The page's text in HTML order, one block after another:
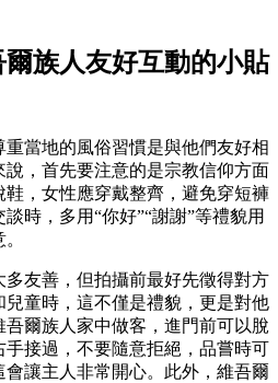
族人友好互動的小貼
當地的風俗習慣是與他們友好相
，首先要注意的是宗教信仰方面
，女性應穿戴整齊，避免穿短褲
時，多用“你好”“謝謝”等禮貌用
友善，但拍攝前最好先徵得對方
童時，這不僅是禮貌，更是對他
吾爾族人家中做客，進門前可以脫
接過，不要隨意拒絕，品嘗時可
會讓主人非常開心。此外，維吾爾